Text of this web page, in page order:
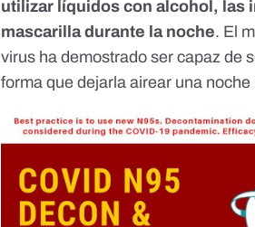
utilizar líquidos con alcohol, las
mascarilla durante la noche. El
virus ha demostrado ser capaz de
forma que dejarla airear una